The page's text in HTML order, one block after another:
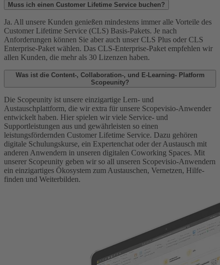
Muss ich einen Customer Lifetime Service buchen?
Ja. All unsere Kunden genießen mindestens immer alle Vorteile des
Customer Lifetime Service (CLS) Basis-Pakets. Je nach
Anforderungen können Sie aber auch unser CLS Plus oder CLS
Enterprise-Paket wählen. Das CLS-Enterprise-Paket empfehlen wir
allen Kunden, die mehr als 30 Lizenzen haben.
Was ist die Content-, Collaboration-, und E-Learning- Platform
Scopeunity?
Die Scopeunity ist unsere einzigartige Lern- und
Austauschplattform, die wir extra für unsere Scopevisio-Anwender
entwickelt haben. Hier spielen wir viele Service- und
Supportleistungen aus und gewährleisten so einen
leistungsfördernden Customer Lifetime Service. Dazu gehören
digitale Schulungskurse, ein Expertenchat oder der Austausch mit
anderen Anwendern in unseren digitalen Coworking Spaces. Mit
unserer Scopeunity geben wir so all unseren Scopevisio-Anwendern
ein einzigartiges Ökosystem zum Austauschen, Vernetzen, Hilfe-
finden und Weiterbilden.